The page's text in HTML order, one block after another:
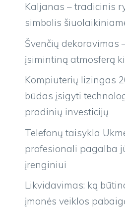
Kaljanas – tradicinis
simbolis
Švenčių dekoravimas
įsimintiną atmosferą
Kompiuterių lizingas
būdas įsigyti
pradinių investicijų
Telefonų taisykla
profesionali pagalba
įrenginiui
Likvidavimas: ką
įmonės veiklos